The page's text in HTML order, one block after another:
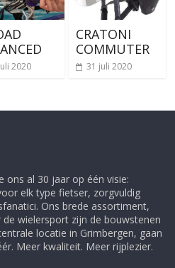
2020
CRATONI
COMMUTER
31 juli 2020
ons al 30 jaar op één visie:
elk type fietser, zorgvuldig
Ons brede assortiment,
wielersport zijn de bouwstenen
locatie in Grimbergen, gaan
Meer kwaliteit. Meer rijplezier.